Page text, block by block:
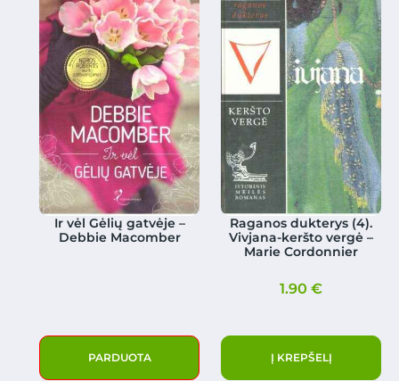
Ir vėl Gėlių gatvėje –
Debbie Macomber
PARDUOTA
Raganos dukterys (4).
Vivjana-keršto vergė –
Marie Cordonnier
1.90€
Į KREPŠELĮ